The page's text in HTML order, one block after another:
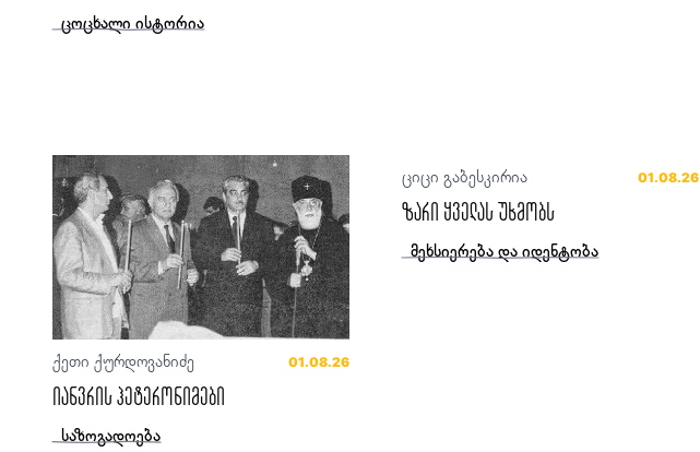
ცოცხალი ისტორია
ქეთი ქურდოვანიძე 01.08.26
იანვრის ჰეტერონიმები
საზოგადოება
ციცი გაბესკირია 01.08.26
ზარი ყველას უხმობს
მეხსიერება და იდენტობა